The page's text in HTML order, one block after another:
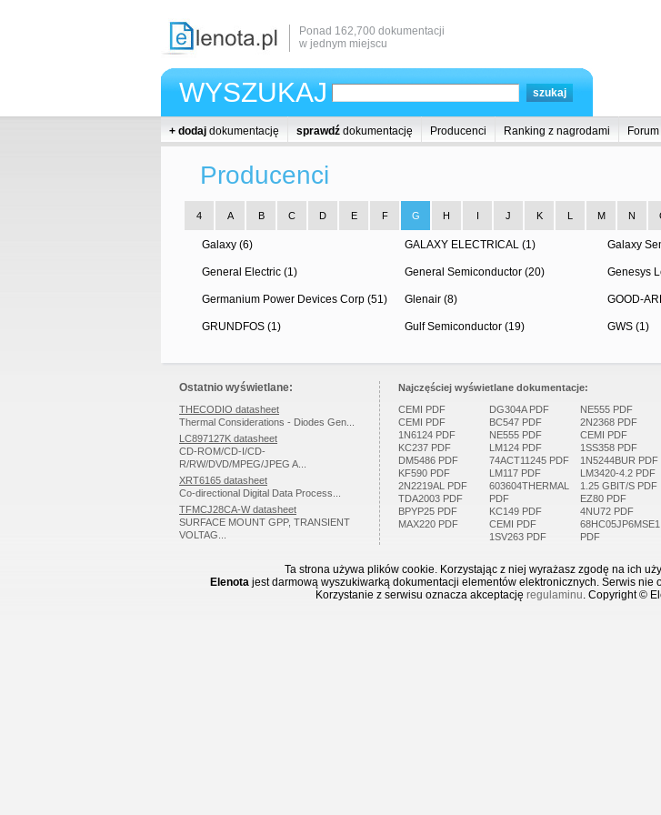
Ponad 162,700 dokumentacji
w jednym miejscu
WYSZUKAJ
+ dodaj dokumentację sprawdź dokumentację Producenci Ranking z nagrodami Forum
Producenci
4 A B C D E F G H I J K L M N
Galaxy (6) GALAXY ELECTRICAL (1) Galaxy
General Electric (1) General Semiconductor (20) Genesys
Germanium Power Devices Corp (51) Glenair (8) GOOD-
GRUNDFOS (1) Gulf Semiconductor (19) GWS (1)
Ostatnio wyświetlane:
THECODIO datasheet
Thermal Considerations - Diodes Gen...
LC897127K datasheet
CD-ROM/CD-I/CD-
R/RW/DVD/MPEG/JPEG A...
XRT6165 datasheet
Co-directional Digital Data Process...
TFMCJ28CA-W datasheet
SURFACE MOUNT GPP, TRANSIENT
VOLTAG...
Najczęściej wyświetlane dokumentacje:
CEMI PDF
CEMI PDF
1N6124 PDF
KC237 PDF
DM5486 PDF
KF590 PDF
2N2219AL PDF
TDA2003 PDF
BPYP25 PDF
MAX220 PDF
DG304A PDF
BC547 PDF
NE555 PDF
LM124 PDF
74ACT11245 PDF
LM117 PDF
603604THERMAL
PDF
KC149 PDF
CEMI PDF
1SV263 PDF
NE555 PDF
2N2368 PDF
CEMI PDF
1SS358 PDF
1N5244BUR PDF
LM3420-4.2 PDF
1.25 GBIT/S PDF
EZ80 PDF
4NU72 PDF
68HC05JP6MSE1
PDF
Ta strona używa plików cookie. Korzystając z niej wyrażasz zgodę na ich
Elenotajest darmową wyszukiwarką dokumentacji elementów elektronicznych. Serwis
Korzystanie z serwisu oznacza akceptację regulaminu. Copyright ©